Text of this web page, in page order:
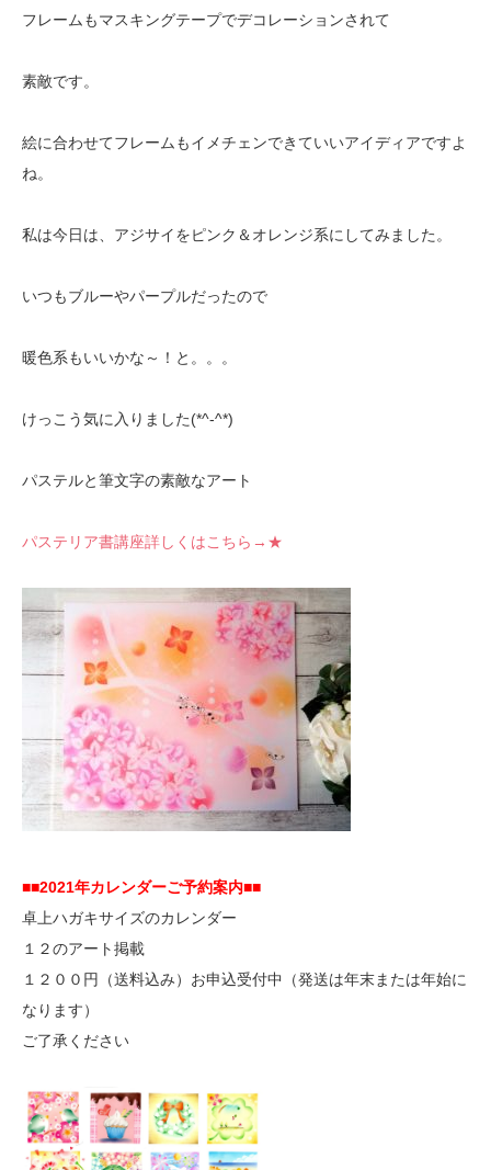
フレームもマスキングテープでデコレーションされて
素敵です。
絵に合わせてフレームもイメチェンできていいアイディアですよ
ね。
私は今日は、アジサイをピンク＆オレンジ系にしてみました。
いつもブルーやパープルだったので
暖色系もいいかな～！と。。。
けっこう気に入りました(*^-^*)
パステルと筆文字の素敵なアート
パステリア書講座詳しくはこちら→★
■■2021年カレンダーご予約案内■■
卓上ハガキサイズのカレンダー
１２のアート掲載
１２００円（送料込み）お申込受付中（発送は年末または年始に
なります）
ご了承ください